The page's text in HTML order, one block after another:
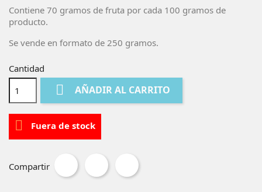
Contiene 70 gramos de fruta por cada 100 gramos de
producto.
Se vende en formato de 250 gramos.
Cantidad
 AÑADIR AL CARRITO
 Fuera de stock
Compartir